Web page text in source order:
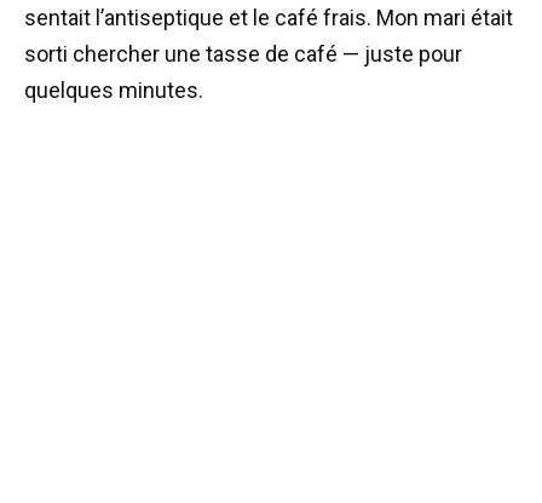
sentait l’antiseptique et le café frais. Mon mari était
sorti chercher une tasse de café — juste pour
quelques minutes.